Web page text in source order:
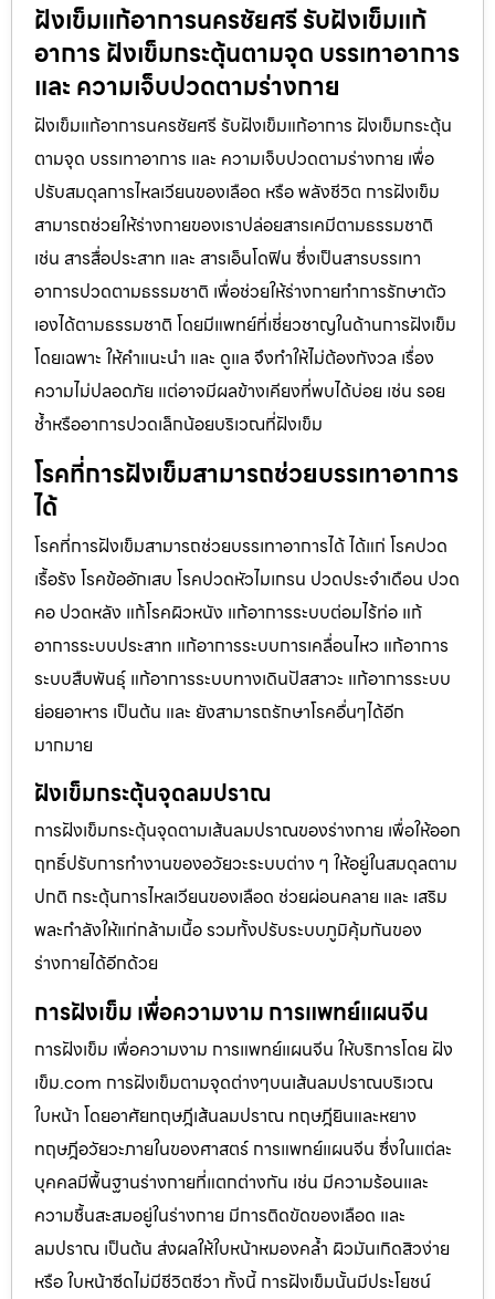
ฝังเข็มแก้อาการนครชัยศรี รับฝังเข็มแก้
อาการ ฝังเข็มกระตุ้นตามจุด บรรเทาอาการ
และ ความเจ็บปวดตามร่างกาย
ฝังเข็มแก้อาการนครชัยศรี รับฝังเข็มแก้อาการ ฝังเข็มกระตุ้น
ตามจุด บรรเทาอาการ และ ความเจ็บปวดตามร่างกาย เพื่อ
ปรับสมดุลการไหลเวียนของเลือด หรือ พลังชีวิต การฝังเข็ม
สามารถช่วยให้ร่างกายของเราปล่อยสารเคมีตามธรรมชาติ
เช่น สารสื่อประสาท และ สารเอ็นโดฟิน ซึ่งเป็นสารบรรเทา
อาการปวดตามธรรมชาติ เพื่อช่วยให้ร่างกายทำการรักษาตัว
เองได้ตามธรรมชาติ โดยมีแพทย์ที่เชี่ยวชาญในด้านการฝังเข็ม
โดยเฉพาะ ให้คำแนะนำ และ ดูแล จึงทำให้ไม่ต้องกังวล เรื่อง
ความไม่ปลอดภัย แต่อาจมีผลข้างเคียงที่พบได้บ่อย เช่น รอย
ช้ำหรืออาการปวดเล็กน้อยบริเวณที่ฝังเข็ม
โรคที่การฝังเข็มสามารถช่วยบรรเทาอาการ
ได้
โรคที่การฝังเข็มสามารถช่วยบรรเทาอาการได้ ได้แก่ โรคปวด
เรื้อรัง โรคข้ออักเสบ โรคปวดหัวไมเกรน ปวดประจําเดือน ปวด
คอ ปวดหลัง แก้โรคผิวหนัง แก้อาการระบบต่อมไร้ท่อ แก้
อาการระบบประสาท แก้อาการระบบการเคลื่อนไหว แก้อาการ
ระบบสืบพันธุ์ แก้อาการระบบทางเดินปัสสาวะ แก้อาการระบบ
ย่อยอาหาร เป็นต้น และ ยังสามารถรักษาโรคอื่นๆได้อีก
มากมาย
ฝังเข็มกระตุ้นจุดลมปราณ
การฝังเข็มกระตุ้นจุดตามเส้นลมปราณของร่างกาย เพื่อให้ออก
ฤทธิ์ปรับการทำงานของอวัยวะระบบต่าง ๆ ให้อยู่ในสมดุลตาม
ปกติ กระตุ้นการไหลเวียนของเลือด ช่วยผ่อนคลาย และ เสริม
พละกำลังให้แก่กล้ามเนื้อ รวมทั้งปรับระบบภูมิคุ้มกันของ
ร่างกายได้อีกด้วย
การฝังเข็ม เพื่อความงาม การแพทย์แผนจีน
การฝังเข็ม เพื่อความงาม การแพทย์แผนจีน ให้บริการโดย ฝัง
เข็ม.com การฝังเข็มตามจุดต่างๆบนเส้นลมปราณบริเวณ
ใบหน้า โดยอาศัยทฤษฎีเส้นลมปราณ ทฤษฎียินและหยาง
ทฤษฎีอวัยวะภายในของศาสตร์ การแพทย์แผนจีน ซึ่งในแต่ละ
บุคคลมีพื้นฐานร่างกายที่แตกต่างกัน เช่น มีความร้อนและ
ความชื้นสะสมอยู่ในร่างกาย มีการติดขัดของเลือด และ
ลมปราณ เป็นต้น ส่งผลให้ใบหน้าหมองคล้ำ ผิวมันเกิดสิวง่าย
หรือ ใบหน้าซีดไม่มีชีวิตชีวา ทั้งนี้ การฝังเข็มนั้นมีประโยชน์